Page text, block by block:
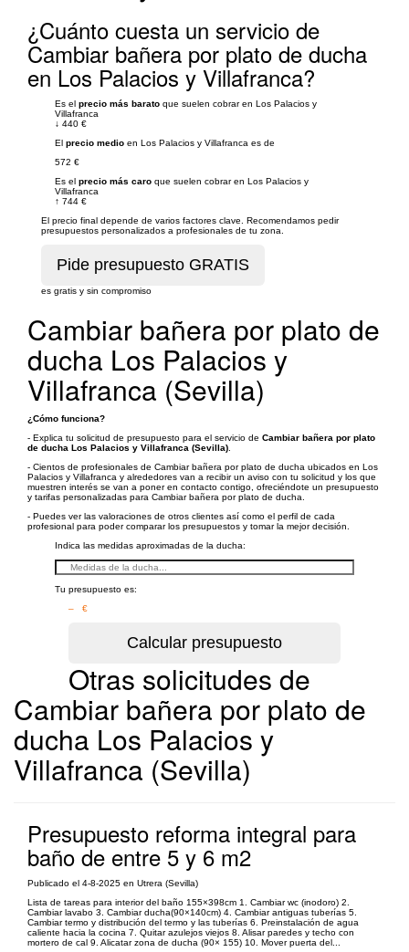
¿Cuánto cuesta un servicio de
Cambiar bañera por plato de ducha
en Los Palacios y Villafranca?
Es el precio más barato que suelen cobrar en Los Palacios y
Villafranca
↓ 440 €
El precio medio en Los Palacios y Villafranca es de
572 €
Es el precio más caro que suelen cobrar en Los Palacios y
Villafranca
↑ 744 €
El precio final depende de varios factores clave. Recomendamos pedir
presupuestos personalizados a profesionales de tu zona.
es gratis y sin compromiso
Cambiar bañera por plato de
ducha Los Palacios y
Villafranca (Sevilla)
¿Cómo funciona?
- Explica tu solicitud de presupuesto para el servicio de Cambiar bañera por plato
de ducha Los Palacios y Villafranca (Sevilla)
- Cientos de profesionales de Cambiar bañera por plato de ducha ubicados en Los
Palacios y Villafranca y alrededores van a recibir un aviso con tu solicitud y los que
muestren interés se van a poner en contacto contigo, ofreciéndote un presupuesto
y tarifas personalizadas para Cambiar bañera por plato de ducha.
- Puedes ver las valoraciones de otros clientes así como el perfil de cada
profesional para poder comparar los presupuestos y tomar la mejor decisión.
Indica las medidas aproximadas de la ducha:
Tu presupuesto es:
– €
Otras solicitudes de
Cambiar bañera por plato de
ducha Los Palacios y
Villafranca (Sevilla)
Presupuesto reforma integral para
baño de entre 5 y 6 m2
Publicado el 4-8-2025 en Utrera (Sevilla)
Lista de tareas para interior del baño 155×398cm 1. Cambiar wc (inodoro) 2.
Cambiar lavabo 3. Cambiar ducha(90×140cm) 4. Cambiar antiguas tuberías 5.
Cambiar termo y distribución del termo y las tuberías 6. Preinstalación de agua
caliente hacia la cocina 7. Quitar azulejos viejos 8. Alisar paredes y techo con
mortero de cal 9. Alicatar zona de ducha (90× 155) 10. Mover puerta del...